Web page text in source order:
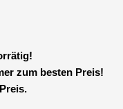
zum besten Preis!